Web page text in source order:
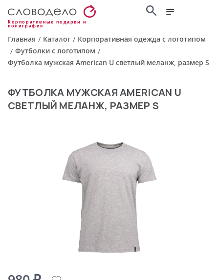
Корпоративные подарки и
полиграфия
Главная / Каталог / Корпоративная одежда с логотипом
/ Футболки с логотипом /
Футболка мужская American U светлый меланж, размер S
ФУТБОЛКА МУЖСКАЯ AMERICAN U
СВЕТЛЫЙ МЕЛАНЖ, РАЗМЕР S